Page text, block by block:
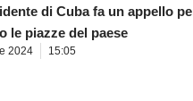
di Cuba fa un appello
le piazze del paese
2024 15:05